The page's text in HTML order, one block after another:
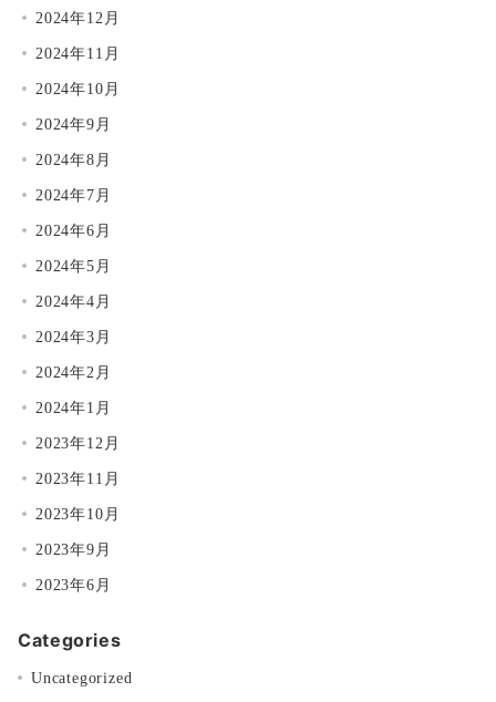
2024年12月
2024年11月
2024年10月
2024年9月
2024年8月
2024年7月
2024年6月
2024年5月
2024年4月
2024年3月
2024年2月
2024年1月
2023年12月
2023年11月
2023年10月
2023年9月
2023年6月
Categories
Uncategorized